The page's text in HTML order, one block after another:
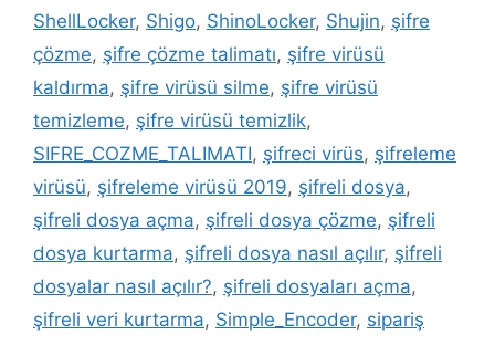
ShellLocker, Shigo, ShinoLocker, Shujin, şifre
çözme, şifre çözme talimatı, şifre virüsü
kaldırma, şifre virüsü silme, şifre virüsü
temizleme, şifre virüsü temizlik,
SIFRE_COZME_TALIMATI, şifreci virüs, şifreleme
virüsü, şifreleme virüsü 2019, şifreli dosya,
şifreli dosya açma, şifreli dosya çözme, şifreli
dosya kurtarma, şifreli dosya nasıl açılır, şifreli
dosyalar nasıl açılır?, şifreli dosyaları açma,
şifreli veri kurtarma, Simple_Encoder, sipariş